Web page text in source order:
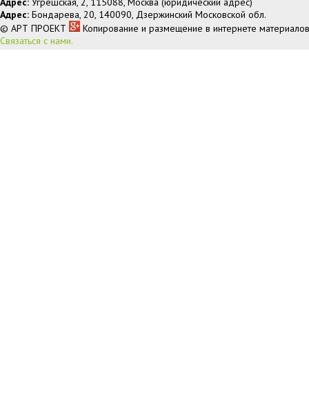
Адрес: Бондарева, 20, 140090, Дзержинский Московской обл.
© АРТ ПРОЕКТ
Копирование и размещение в интернете
Связаться с нами.